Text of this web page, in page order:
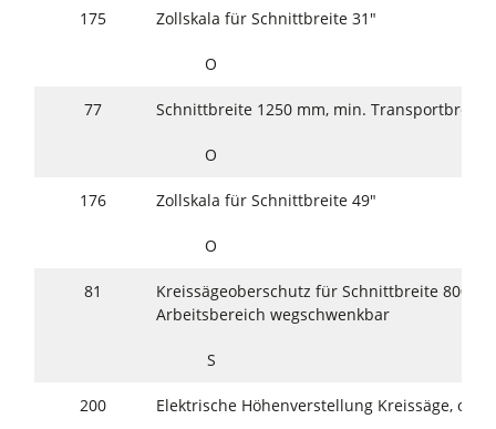
175 Zollskala für Schnittbreite 31"
O
77 Schnittbreite 1250 mm, min. Transportbreite
O
176 Zollskala für Schnittbreite 49"
O
81
Kreissägeoberschutz für Schnittbreite 800/
Arbeitsbereich wegschwenkbar
S
200 Elektrische Höhenverstellung Kreissäge,